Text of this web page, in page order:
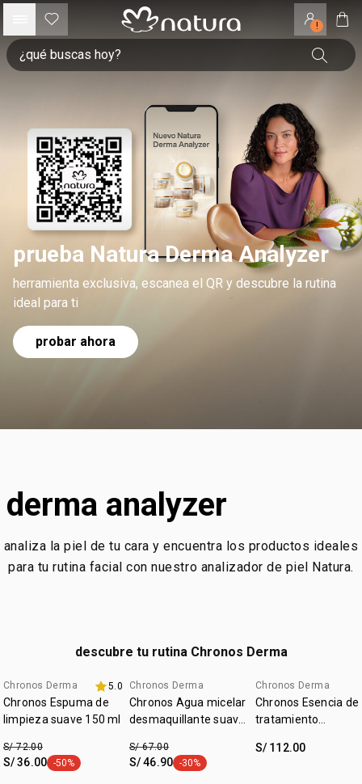
!
prueba Natura Derma Analyzer
herramienta exclusiva, escanea el QR y descubre la rutina
ideal para ti
probar ahora
derma analyzer
analiza la piel de tu cara y encuentra los productos ideales
para tu rutina facial con nuestro analizador de piel Natura.
descubre tu rutina Chronos Derma
promo imperdible
Chronos Derma 5.0
Chronos Espuma de
limpieza suave 150 ml
S/ 72.00
S/ 36.00 etiqueta -50%
-50%
hasta 40% off
Chronos Derma
Chronos Agua micelar
desmaquillante suave
S/ 67.00
S/ 46.90 etiqueta -30%
-30%
hasta 40% off
Chronos Derma
Chronos Esencia de
tratamiento
S/ 112.00